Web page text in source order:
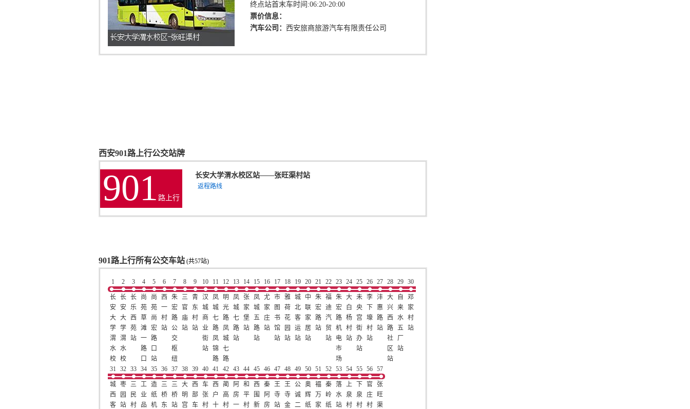
终点站首末车时间:06:20-20:00
票价信息：
汽车公司： 西安旅商旅游汽车有限责任公司
西安901路上行公交站牌
901 路上行
长安大学渭水校区站——张旺渠村站
返程路线
901路上行所有公交车站 (共57站)
1
长
安
大
学
渭
水
校
区
站
2
长
安
大
学
渭
水
校
区
南
站
3
长
乐
西
苑
站
4
尚
苑
草
滩
一
路
口
站
5
尚
苑
尚
宏
路
口
站
6
西
一
村
站
7
朱
宏
路
公
交
枢
纽
站
8
三
官
庙
站
9
青
东
村
站
10
汉
城
商
业
街
站
11
凤
城
七
路
凤
锦
路
路
口
站
12
明
光
路
凤
城
七
路
口
站
13
凤
城
七
路
站
14
张
家
堡
站
15
凤
城
五
路
站
16
尤
家
庄
站
17
市
图
书
馆
站
18
雅
荷
花
园
站
19
城
北
客
运
站
20
中
联
家
居
站
21
朱
宏
路
站
22
福
迪
汽
贸
站
23
朱
宏
路
机
电
市
场
站
24
大
白
杨
村
站
25
未
央
宫
街
办
站
26
李
下
壕
村
站
27
沣
惠
路
站
28
大
兴
西
路
社
区
站
29
自
来
水
五
厂
站
30
邓
家
村
站
31
城
西
客
32
枣
园
站
33
三
民
村
34
工
业
品
35
造
纸
机
36
三
桥
东
37
三
桥
站
38
大
明
宫
39
西
部
车
40
车
张
村
41
西
户
十
42
蔺
高
村
43
阿
房
一
44
和
平
村
45
西
围
新
46
秦
阿
房
47
王
寺
站
48
王
寺
金
49
公
诚
二
50
奥
辉
纸
51
褔
万
家
52
秦
岭
纸
53
落
水
站
54
上
泉
村
55
下
泉
村
56
官
庄
村
57
张
旺
渠